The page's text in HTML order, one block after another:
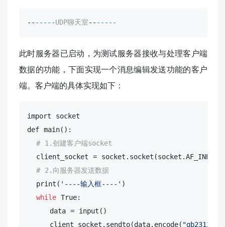
-- - - - - -UDP聊天室-- - - - - -
此时服务器已启动，为测试服务器接收与处理客户端
数据的功能，下面实现一个消息编辑发送功能的客户
端。客户端的具体实现如下：
import socket
def main():
# 1.创建客户端socket
  client_socket =
socket . socket (socket .AF_INET,
# 2.向服务器发送数据
  print(
'----输入框----' )
while True:
     data = input()
     client_socket.sendto(data.encode(
"gb2312"